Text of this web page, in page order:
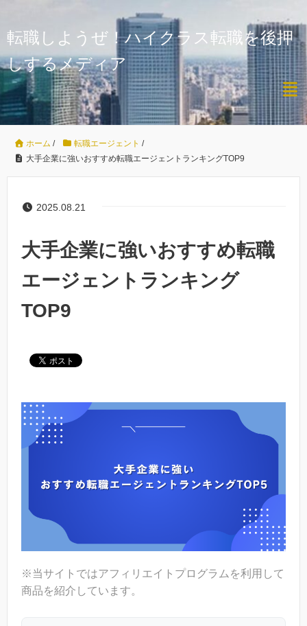
転職しようぜ！ハイクラス転職を後押
しするメディア
ホーム / 転職エージェント /
大手企業に強いおすすめ転職エージェントランキングTOP9
2025.08.21
大手企業に強いおすすめ転職
エージェントランキング
TOP9
※当サイトではアフィリエイトプログラムを利用して
商品を紹介しています。